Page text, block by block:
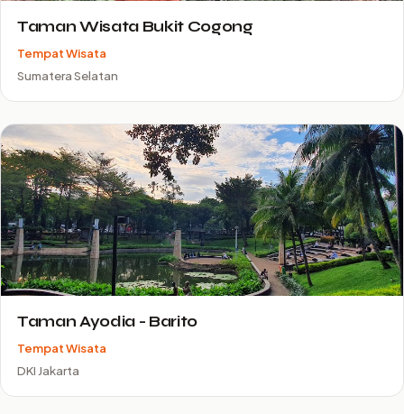
Taman Wisata Bukit Cogong
Tempat Wisata
Sumatera Selatan
Taman Ayodia - Barito
Tempat Wisata
DKI Jakarta